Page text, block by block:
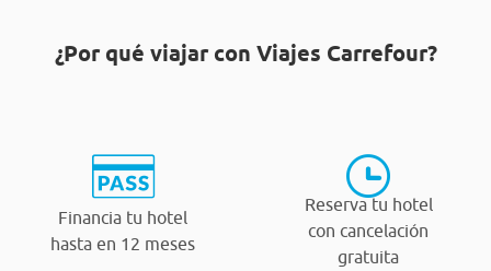
¿Por qué viajar con Viajes Carrefour?
Financia tu hotel
hasta en 12 meses
Reserva tu hotel
con cancelación
gratuita